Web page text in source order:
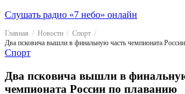
Слушать радио «7 небо» онлайн
Главная Новости
Спорт
Спорт
Два псковича вышли в
чемпионата России по плаванию